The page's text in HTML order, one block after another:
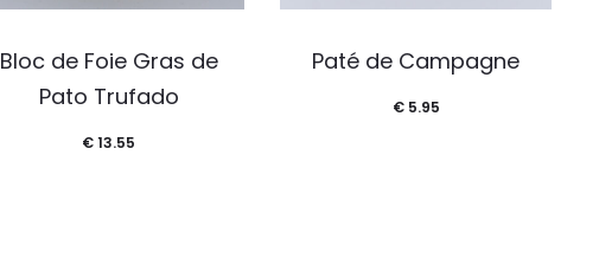
Bloc de Foie Gras de
Pato Trufado
€13.55
Paté de Campagne
€5.95